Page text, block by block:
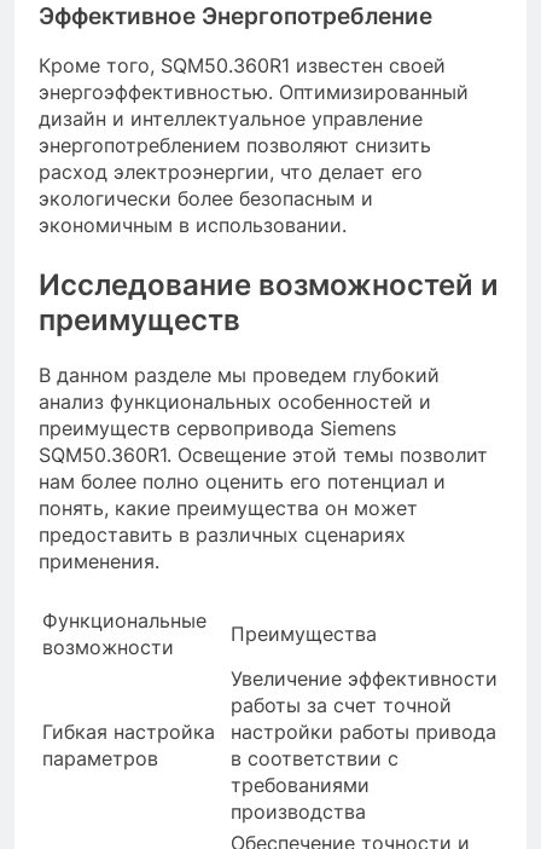
Эффективное Энергопотребление
Кроме того, SQM50.360R1 известен своей
энергоэффективностью. Оптимизированный
дизайн и интеллектуальное управление
энергопотреблением позволяют снизить
расход электроэнергии, что делает его
экологически более безопасным и
экономичным в использовании.
Исследование возможностей и
преимуществ
В данном разделе мы проведем глубокий
анализ функциональных особенностей и
преимуществ сервопривода Siemens
SQM50.360R1. Освещение этой темы позволит
нам более полно оценить его потенциал и
понять, какие преимущества он может
предоставить в различных сценариях
применения.
Функциональные
возможности
Преимущества
Гибкая настройка
параметров
Увеличение эффективности
работы за счет точной
настройки работы привода
в соответствии с
требованиями
производства
Обеспечение точности и